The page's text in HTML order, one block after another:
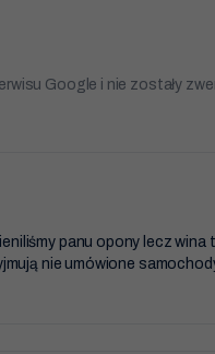
Google i nie zostały
panu opony lecz wina
nie umówione